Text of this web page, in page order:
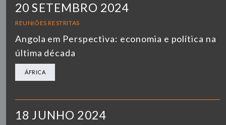
20 SETEMBRO 2024
REUNIÕES RESTRITAS
Angola em Perspectiva: economia e política na
última década
ÁFRICA
18 JUNHO 2024